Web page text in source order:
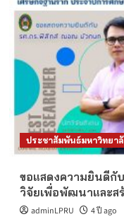
ประชาสัมพันธ์มหาวิทยา
ขอแสดงความยินดีกั
วิจัยเพื่อพัฒนาและส
adminLPRU 4 ปี ago